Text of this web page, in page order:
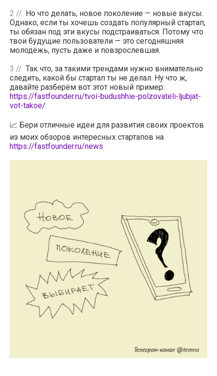
2
Но что делать, новое поколение — новые вкусы.
Однако, если ты хочешь создать популярный стартап,
ты обязан под эти вкусы подстраиваться. Потому что
твои будущие пользователи — это сегодняшняя
молодёжь, пусть даже и повзрослевшая.
3
Так что, за такими трендами нужно внимательно
следить, какой бы стартап ты не делал. Ну что ж,
давайте разберём вот этот новый пример:
https://fastfounder.ru/tvoi-budushhie-polzovateli-ljubjat-
vot-takoe/
📈 Бери отличные идеи для развития своих проектов
из моих обзоров интересных стартапов на
https://fastfounder.ru/news